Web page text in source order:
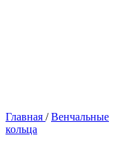
Главная / Венчальные
кольца